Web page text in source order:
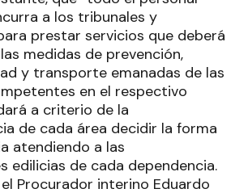
a los tribunales y
prestar servicios que deberá
medidas de prevención,
y transporte emanadas de las
en el respectivo
a criterio de la
de cada área decidir la forma
atendiendo a las
edilicias de cada dependencia.
Procurador interino Eduardo